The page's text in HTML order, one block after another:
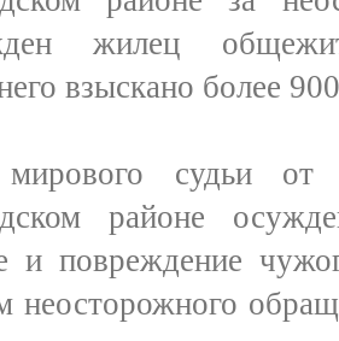
жилец
взыскано более
мирового судьи
районе
и повреждение
неосторожного